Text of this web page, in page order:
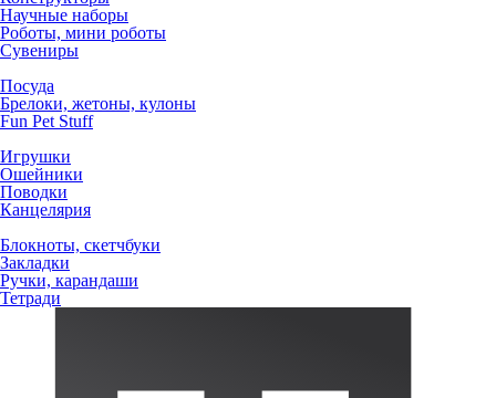
Научные наборы
Роботы, мини роботы
Сувениры
Посуда
Брелоки, жетоны, кулоны
Fun Pet Stuff
Игрушки
Ошейники
Поводки
Канцелярия
Блокноты, скетчбуки
Закладки
Ручки, карандаши
Тетради